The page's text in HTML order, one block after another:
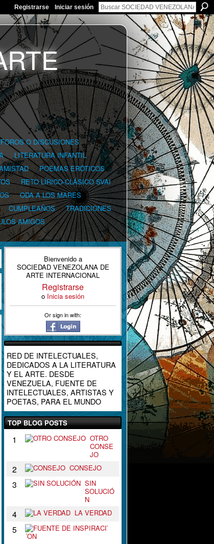
Registrarse Iniciar sesión
FOROS O DISCUSIONES
LITERATURA INFANTIL
POEMAS ERÓTICOS
RETO LÍRICO-CLÁSICO SVAI
ODA A LOS MARES
CUMPLEAÑOS
TRADICIONES
AMIGOS
Bienvenido a
SOCIEDAD VENEZOLANA DE
ARTE INTERNACIONAL
Registrarse
o Inicia sesión
Or sign in with:
RED DE INTELECTUALES,
DEDICADOS A LA LITERATURA
Y EL ARTE. DESDE
VENEZUELA, FUENTE DE
INTELECTUALES, ARTISTAS Y
POETAS, PARA EL MUNDO
TOP BLOG POSTS
1
OTRO
CONSE
JO
2 CONSEJO
3
SIN
SOLUCIÓ
N
4 LA VERDAD
5